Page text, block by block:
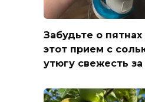
Забудьте о
этот прием с
утюгу свежесть